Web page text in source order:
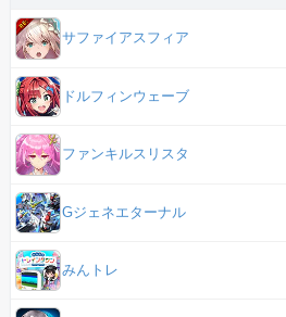
サファイアスフィア
ドルフィンウェーブ
ファンキルスリスタ
Gジェネエターナル
みんトレ